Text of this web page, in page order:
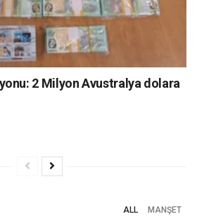
2 Milyon Avustralya dolara
ALL MANŞET